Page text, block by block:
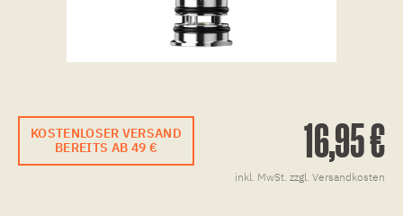
KOSTENLOSER VERSAND
BEREITS AB 49 €
16,95 €
inkl. MwSt. zzgl. Versandkosten